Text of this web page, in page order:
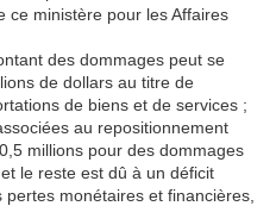
ce ministère pour les Affaires
des dommages peut se
de dollars au titre de
de biens et de services ;
au repositionnement
millions pour des dommages
le reste est dû à un déficit
monétaires et financières,